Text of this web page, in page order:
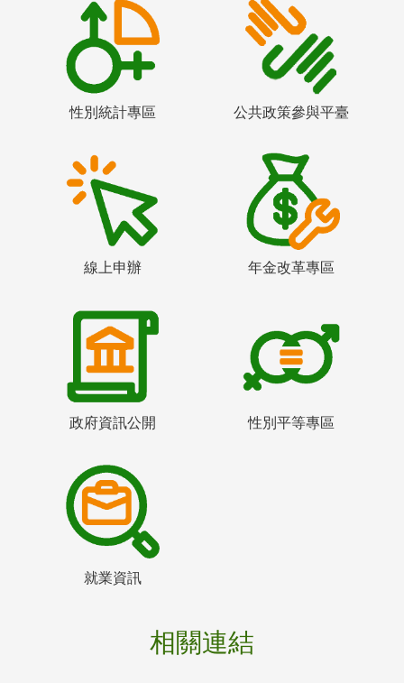
性別統計專區 公共政策參與平臺
線上申辦 年金改革專區
政府資訊公開 性別平等專區
就業資訊
相關連結